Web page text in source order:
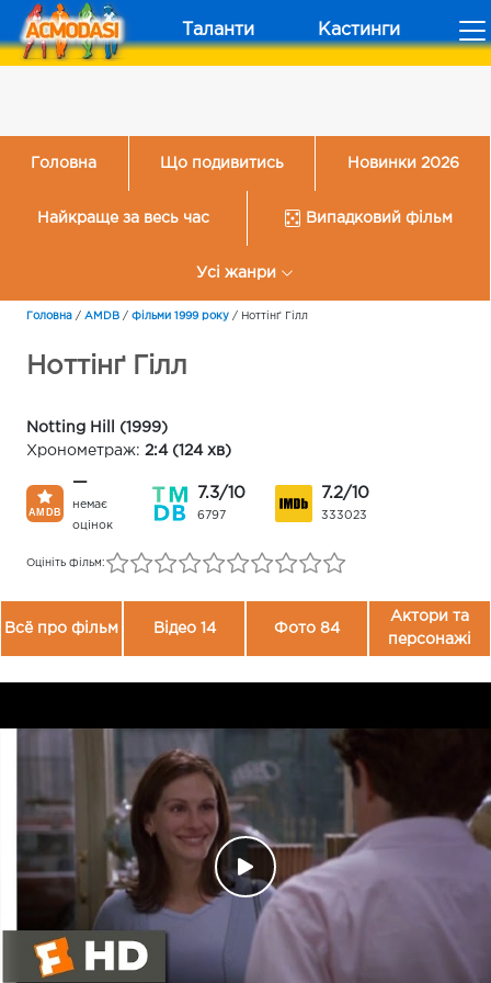
Таланти Кастинги
Головна Що подивитись Новинки 2026
Найкраще за весь час Випадковий фільм
Усі жанри
Головна / AMDB / Фільми 1999 року / Ноттінґ Гілл
Ноттінґ Гілл
Notting Hill (1999)
Хронометраж: 2:4 (124 хв)
—
немає
оцінок
7.3/10
6797
7.2/10
333023
Оцініть фільм:
Всё про фільм Відео 14 Фото 84
Актори та
персонажі